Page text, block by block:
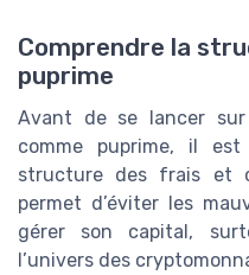
Comprendre la
puprime
Avant de se lancer
comme puprime, il
structure des frais et
permet d’éviter les
gérer son capital,
l’univers des